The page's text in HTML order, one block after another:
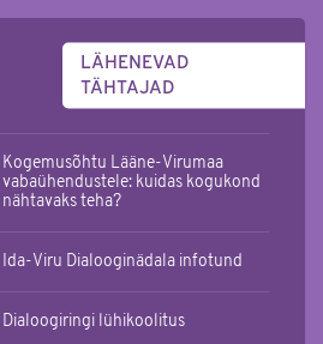
LÄHENEVAD
TÄHTAJAD
Kogemusõhtu Lääne-Virumaa
vabaühendustele: kuidas kogukond
nähtavaks teha?
Ida-Viru Dialooginädala infotund
Dialoogiringi lühikoolitus